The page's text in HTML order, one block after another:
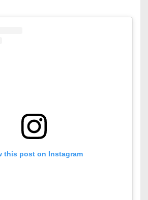
this post on Instagram